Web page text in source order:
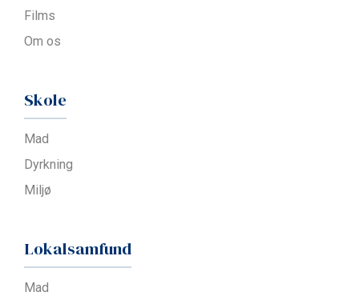
Films
Om os
Skole
Mad
Dyrkning
Miljø
Lokalsamfund
Mad